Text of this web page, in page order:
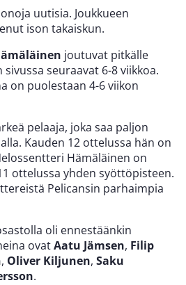
uutisia. Joukkueen
ison takaiskun.
joutuvat pitkälle
seuraavat 6-8 viikkoa.
on puolestaan 4-6 viikon
pelaaja, joka saa paljon
Kauden 12 ottelussa hän on
Hämäläinen on
ottelussa yhden syöttöpisteen.
Pelicansin parhaimpia
oli ennestäänkin
ovatAatu Jämsen, Filip
, Oliver Kiljunen, Saku
.